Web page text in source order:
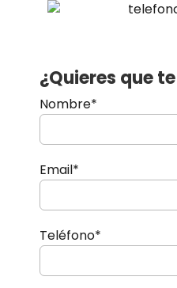
¿Quieres que
Nombre*
Email*
Teléfono*